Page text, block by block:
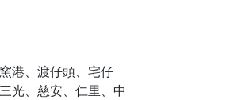
港、渡仔頭、宅仔
光、慈安、仁里、中